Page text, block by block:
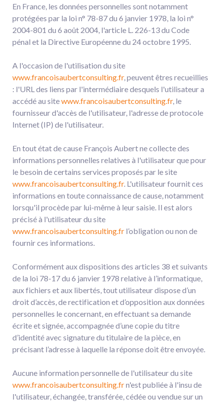
En France, les données personnelles sont notamment
protégées par la loi n° 78-87 du 6 janvier 1978, la loi n°
2004-801 du 6 août 2004, l'article L. 226-13 du Code
pénal et la Directive Européenne du 24 octobre 1995.
A l'occasion de l'utilisation du site
www.francoisaubertconsulting.fr, peuvent êtres recueillies
: l'URL des liens par l'intermédiaire desquels l'utilisateur a
accédé au sitewww.francoisaubertconsulting.fr, le
fournisseur d'accès de l'utilisateur, l'adresse de protocole
Internet (IP) de l'utilisateur.
En tout état de cause François Aubert ne collecte des
informations personnelles relatives à l'utilisateur que pour
le besoin de certains services proposés par le site
www.francoisaubertconsulting.fr. L'utilisateur fournit ces
informations en toute connaissance de cause, notamment
lorsqu'il procède par lui-même à leur saisie. Il est alors
précisé à l'utilisateur du site
www.francoisaubertconsulting.fr l’obligation ou non de
fournir ces informations.
Conformément aux dispositions des articles 38 et suivants
de la loi 78-17 du 6 janvier 1978 relative à l’informatique,
aux fichiers et aux libertés, tout utilisateur dispose d’un
droit d’accès, de rectification et d’opposition aux données
personnelles le concernant, en effectuant sa demande
écrite et signée, accompagnée d’une copie du titre
d’identité avec signature du titulaire de la pièce, en
précisant l’adresse à laquelle la réponse doit être envoyée.
Aucune information personnelle de l'utilisateur du site
www.francoisaubertconsulting.frn'est publiée à l'insu de
l'utilisateur, échangée, transférée, cédée ou vendue sur un